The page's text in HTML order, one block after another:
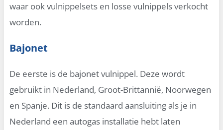
waar ook vulnippelsets en losse vulnippels verkocht
worden.
Bajonet
De eerste is de bajonet vulnippel. Deze wordt
gebruikt in Nederland, Groot-Brittannië, Noorwegen
en Spanje. Dit is de standaard aansluiting als je in
Nederland een autogas installatie hebt laten